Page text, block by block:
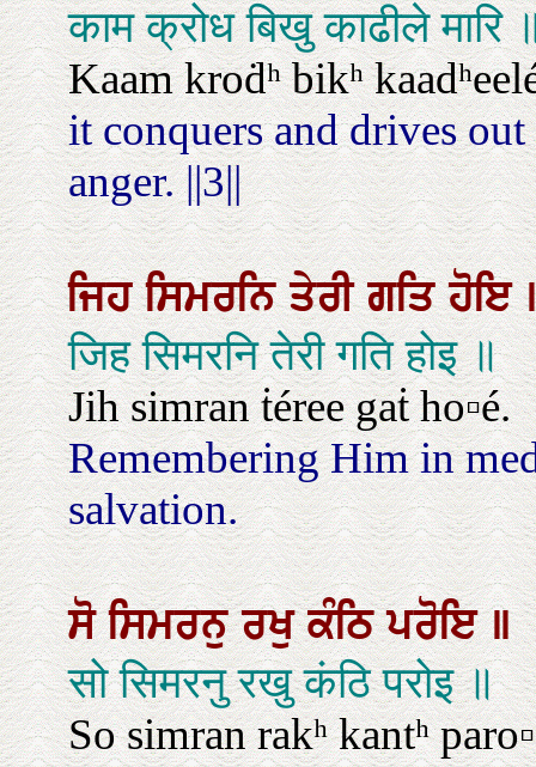
काम क्रोध बिखु काढीले मारि
Kaam kroḋʰ bikʰ
it conquers and drives
anger. ||3||
ਜਿਹਸਿਮਰਨਿਤੇਰੀਗਤਿਹੋਇ
जिह सिमरनि तेरी गति होइ ॥
Jih simran ṫéree gaṫ ho▫é.
Remembering Him in
salvation.
ਸੋਸਿਮਰਨੁਰਖੁਕੰਠਿਪਰੋਇ॥
सो सिमरनु रखु कंठि परोइ ॥
So simran rakʰ kantʰ